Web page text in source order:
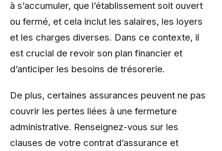
à s’accumuler, que l’établissement soit ouvert
ou fermé, et cela inclut les salaires, les loyers
et les charges diverses. Dans ce contexte, il
est crucial de revoir son plan financier et
d’anticiper les besoins de trésorerie.
De plus, certaines assurances peuvent ne pas
couvrir les pertes liées à une fermeture
administrative. Renseignez-vous sur les
clauses de votre contrat d’assurance et